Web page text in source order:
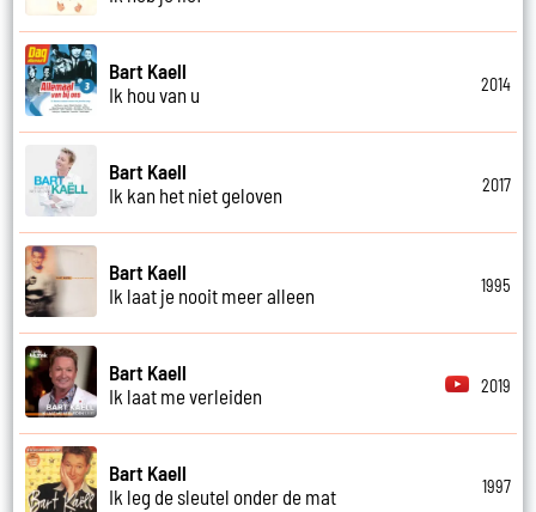
Bart Kaell
Ik hou van u
2014
Bart Kaell
Ik kan het niet geloven
2017
Bart Kaell
Ik laat je nooit meer alleen
1995
Bart Kaell
Ik laat me verleiden
2019
Bart Kaell
Ik leg de sleutel onder de mat
1997